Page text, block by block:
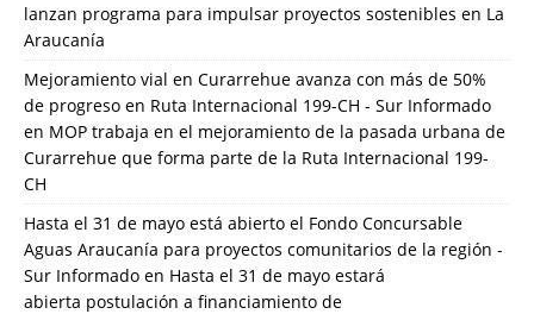
lanzan programa para impulsar proyectos sostenibles en La
Araucanía
Mejoramiento vial en Curarrehue avanza con más de 50%
de progreso en Ruta Internacional 199-CH - Sur Informado
en MOP trabaja en el mejoramiento de la pasada urbana de
Curarrehue que forma parte de la Ruta Internacional 199-
CH
Hasta el 31 de mayo está abierto el Fondo Concursable
Aguas Araucanía para proyectos comunitarios de la región -
Sur Informado en Hasta el 31 de mayo estará
abierta postulación a financiamiento de